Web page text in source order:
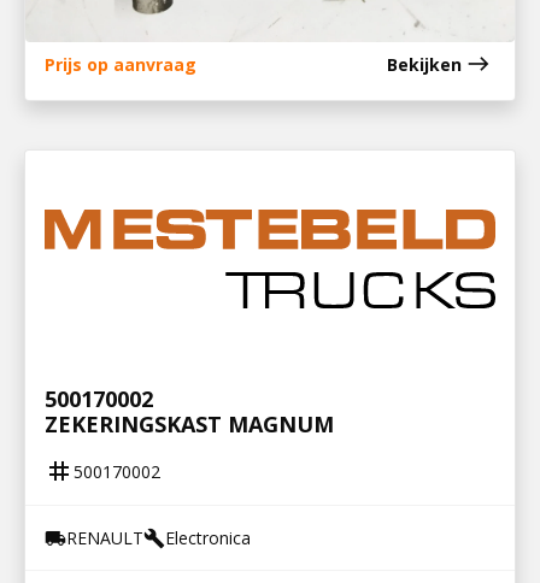
Prijs op aanvraag Bekijken east
500170002
ZEKERINGSKAST MAGNUM
tag 500170002
local_shippingRENAULTbuildElectronica